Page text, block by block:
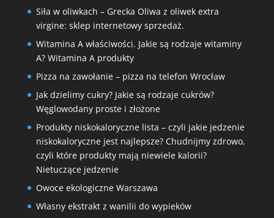
Siła w oliwkach – Grecka Oliwa z oliwek extra
virgine: sklep internetowy sprzedaż.
Witamina A właściwości. Jakie są rodzaje witaminy
A? Witamina A produkty
Pizza na zawołanie – pizza na telefon Wrocław
Jak dzielimy cukry? Jakie są rodzaje cukrów?
Węglowodany proste i złożone
Produkty niskokaloryczne lista – czyli jakie jedzenie
niskokaloryczne jest najlepsze? Chudnijmy zdrowo,
czyli które produkty mają niewiele kalorii?
Nietuczące jedzenie
Owoce ekologiczne Warszawa
Własny ekstrakt z wanilii do wypieków